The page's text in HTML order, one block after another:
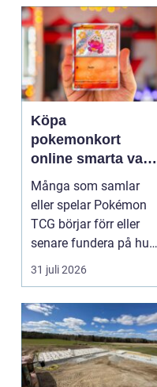
Köpa
pokemonkort
online smarta val
för samlare och
spelare
Många som samlar
eller spelar Pokémon
TCG börjar förr eller
senare fundera på hur
de kan köpa kort p...
31 juli 2026